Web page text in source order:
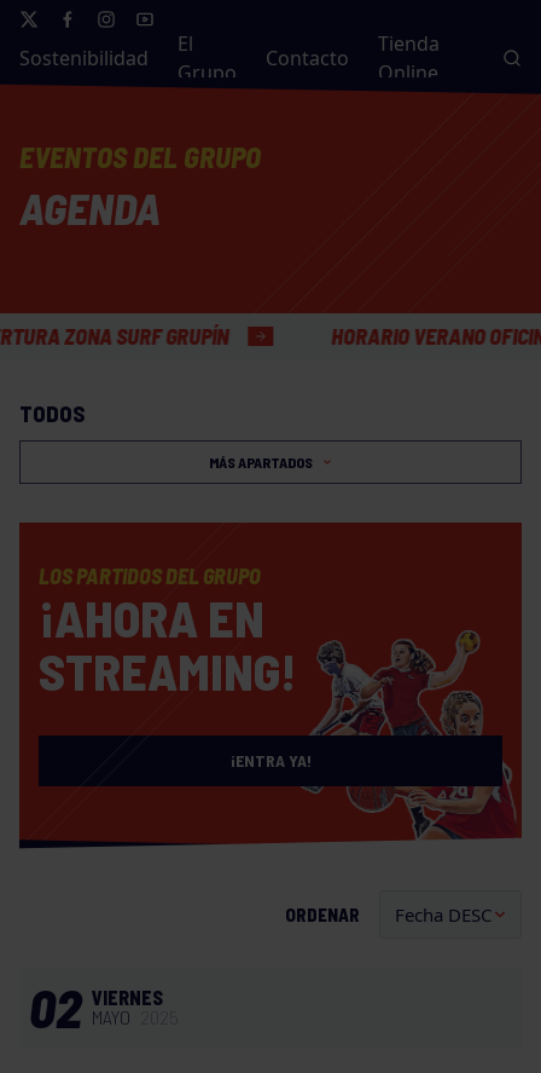
Sostenibilidad
El
Grupo
Contacto
Tienda
Online
EVENTOS DEL GRUPO
AGENDA
SURF GRUPÍN HORARIO VERANO OFICINAS
TODOS
MÁS APARTADOS
LOS PARTIDOS DEL GRUPO
¡AHORA EN
STREAMING!
¡ENTRA YA!
ORDENAR
02 VIERNES
MAYO